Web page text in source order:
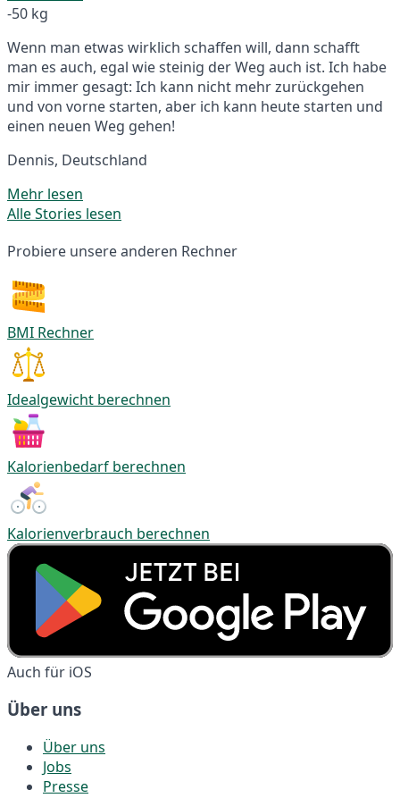
-50 kg
Wenn man etwas wirklich schaffen will, dann schafft
man es auch, egal wie steinig der Weg auch ist. Ich habe
mir immer gesagt: Ich kann nicht mehr zurückgehen
und von vorne starten, aber ich kann heute starten und
einen neuen Weg gehen!
Dennis, Deutschland
Mehr lesen
Alle Stories lesen
Probiere unsere anderen Rechner
BMI Rechner
Idealgewicht berechnen
Kalorienbedarf berechnen
Kalorienverbrauch berechnen
Auch für iOS
Über uns
Über uns
Jobs
Presse